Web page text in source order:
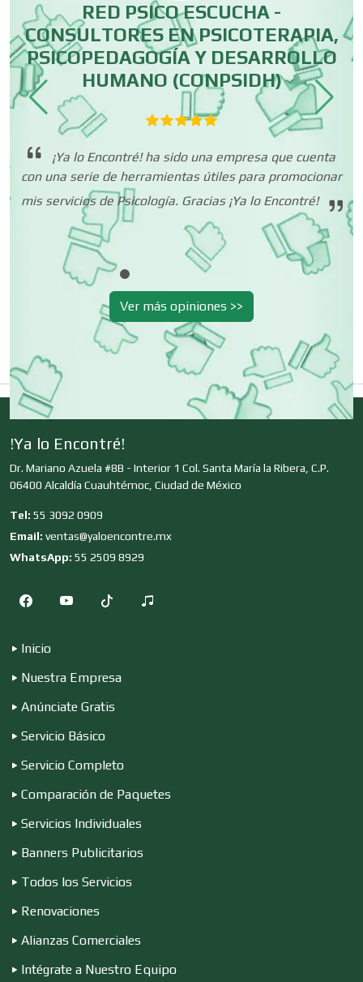
Cortinas, Persianas y Alfombras
Cremerías y Salchichonerías
Cristalerías
Cromadoras
Decoración de Interiores
Depósitos Dentales
Dermatólogos
Desarrollo de Software
Desperdicios Industriales
Dulcerías
Edecanes
Editores
Electricidad y Plomería
RED PSICO ESCUCHA -
CONSULTORES EN PSICOTERAPIA,
PSICOPEDAGOGÍA Y DESARROLLO
HUMANO (CONPSIDH)
¡Ya lo Encontré! ha sido una empresa que cuenta
con una serie de herramientas útiles para promocionar
mis servicios de Psicología. Gracias ¡Ya lo Encontré!
Ver más opiniones >>
!Ya lo Encontré!
Dr. Mariano Azuela #8B - Interior 1 Col. Santa María la Ribera, C.P.
06400 Alcaldía Cuauhtémoc, Ciudad de México
Tel: 55 3092 0909
Email: ventas@yaloencontre.mx
WhatsApp: 55 2509 8929
Inicio
Nuestra Empresa
Anúnciate Gratis
Servicio Básico
Servicio Completo
Comparación de Paquetes
Servicios Individuales
Banners Publicitarios
Todos los Servicios
Renovaciones
Alianzas Comerciales
Intégrate a Nuestro Equipo